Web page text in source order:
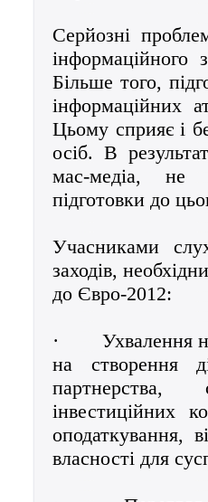
Серйозні
інформаційного
Більше того,
інформаційних
Цьому сприяє і
осіб. В
мас-медіа, не
підготовки до
Учасниками
заходів,
до Євро-2012:
·
Ухвалення
на створення
партнерства,
інвестиційних
оподаткування,
власності для